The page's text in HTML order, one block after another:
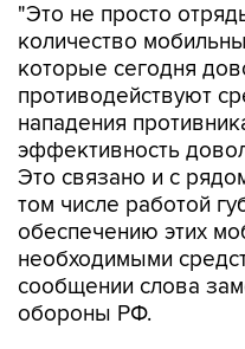
"Это не просто
количество
которые сегодня
противодействуют
нападения
эффективность
Это связано и с
том числе работой
обеспечению этих
необходимыми
сообщении слова
обороны РФ.